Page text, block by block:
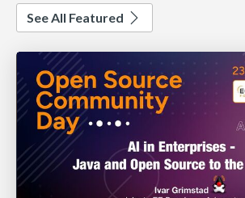
See All Featured